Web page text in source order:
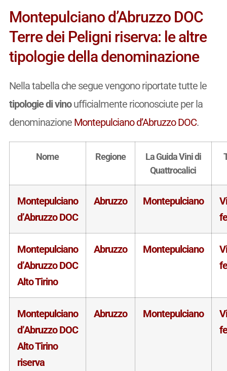
Montepulciano d’Abruzzo DOC
Terre dei Peligni riserva: le altre
tipologie della denominazione
Nella tabella che segue vengono riportate tutte le
tipologie di vinoufficialmente riconosciute per la
denominazione Montepulciano d’Abruzzo DOC.
Nome Regione
La Guida Vini di
Quattrocalici
Montepulciano
d’Abruzzo DOC
Abruzzo Montepulciano
Montepulciano
d’Abruzzo DOC
Alto Tirino
Abruzzo Montepulciano
Montepulciano
d’Abruzzo DOC
Alto Tirino
riserva
Abruzzo Montepulciano